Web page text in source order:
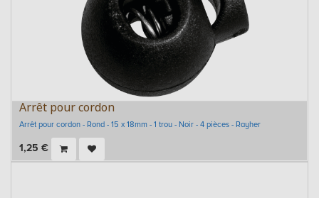
Arrêt pour cordon
Arrêt pour cordon - Rond - 15 x 18mm - 1 trou - Noir - 4 pièces - Rayher
1,25 €